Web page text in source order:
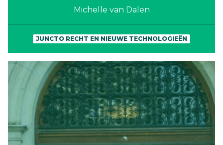
Michelle van Dalen
JUNCTO RECHT EN NIEUWE TECHNOLOGIEËN